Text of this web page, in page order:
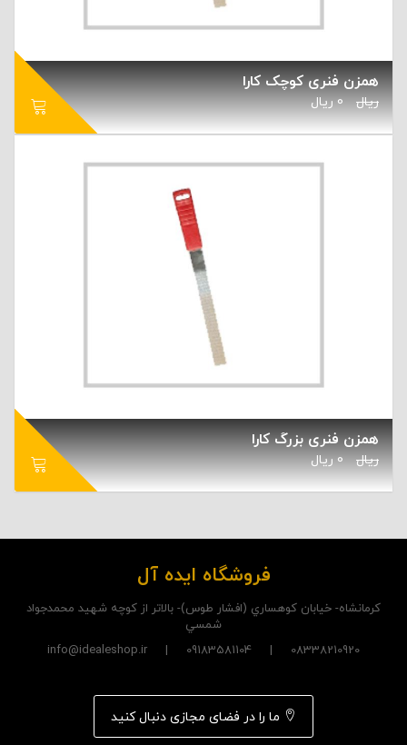
همزن فنری کوچک کارا
ریال 0 ریال
همزن فنری بزرگ کارا
ریال 0 ریال
فروشگاه ایده آل
کرمانشاه- خيابان کوهساري (افشار طوس)- بالاتر از کوچه شهيد محمدجواد
شمسي
08338210920 | 09183581104 | info@idealeshop.ir
ما را در فضای مجازی دنبال کنید